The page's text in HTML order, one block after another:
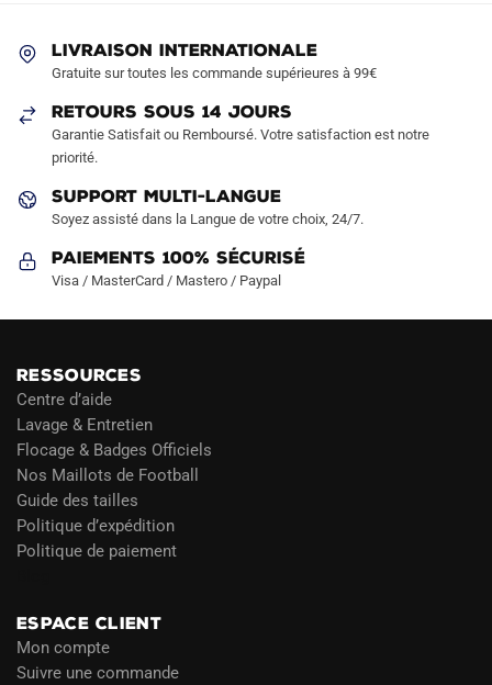
être
choisies
sur
page
produit
la
LIVRAISON INTERNATIONALE
Gratuite sur toutes les commande supérieures à 99€
RETOURS SOUS 14 JOURS
Garantie Satisfait ou Remboursé. Votre satisfaction est notre
priorité.
SUPPORT MULTI-LANGUE
Soyez assisté dans la Langue de votre choix, 24/7.
Paiements 100% Sécurisé
Visa / MasterCard / Mastero / Paypal
RESSOURCES
Centre d’aide
Lavage & Entretien
Flocage & Badges Officiels
Nos Maillots de Football
Guide des tailles
Politique d’expédition
Politique de paiement
ESPACE CLIENT
Mon compte
Suivre une commande